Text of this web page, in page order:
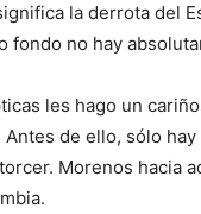
la derrota del
fondo no hay
les hago un
de ello, sólo
Morenos hacia